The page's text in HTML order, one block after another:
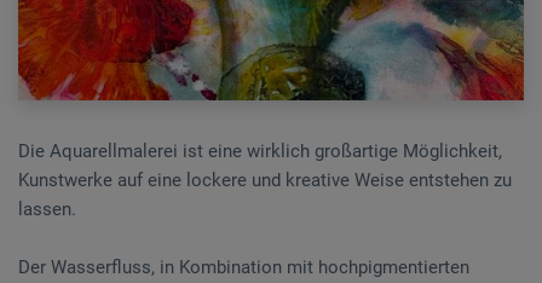
Die Aquarellmalerei ist eine wirklich großartige Möglichkeit,
Kunstwerke auf eine lockere und kreative Weise entstehen zu
lassen.
Der Wasserfluss, in Kombination mit hochpigmentierten